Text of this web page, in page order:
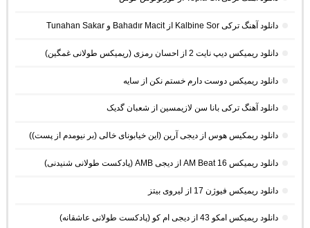
دانلود آهنگ ترکی Kalbine Sor از Bahadır Macit و Tunahan Sakar
دانلود ریمیکس دیپ نایت 2 از احسان رمزی (ریمیکس طولانی غمگین)
دانلود ریمیکس دوست دارم خستم نکن از سایه
دانلود آهنگ ترکی بانا سن لازیمسین از شعبان گدیک
دانلود ریمکیس هوس از دیجی آرین (این خیابونای خالی (بر نیومدم از پست))
دانلود ریمیکس AM Beat 16 از دیجی AMB (پادکست طولانی شنیدنی)
دانلود ریمیکس فیوژن 17 از لیروی بیتز
دانلود ریمیکس امکو 43 از دیجی ام کو (پادکست طولانی عاشقانه)